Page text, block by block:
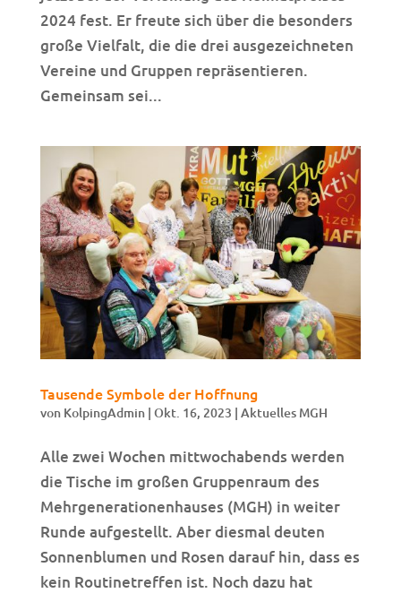
2024 fest. Er freute sich über die besonders
große Vielfalt, die die drei ausgezeichneten
Vereine und Gruppen repräsentieren.
Gemeinsam sei...
Tausende Symbole der Hoffnung
von KolpingAdmin| Okt. 16, 2023 | Aktuelles MGH
Alle zwei Wochen mittwochabends werden
die Tische im großen Gruppenraum des
Mehrgenerationenhauses (MGH) in weiter
Runde aufgestellt. Aber diesmal deuten
Sonnenblumen und Rosen darauf hin, dass es
kein Routinetreffen ist. Noch dazu hat